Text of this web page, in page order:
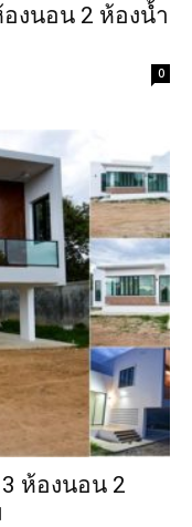
งนอน 2 ห้องน้ำ
0
ห้องนอน 2